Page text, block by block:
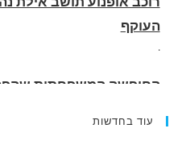
החופשה המשפחתית
עוד בחדשות